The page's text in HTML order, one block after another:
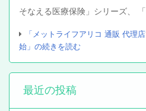
そなえる医療保険」シリーズ、
「メットライフアリコ 通販 代理
始」の続きを読む
最近の投稿